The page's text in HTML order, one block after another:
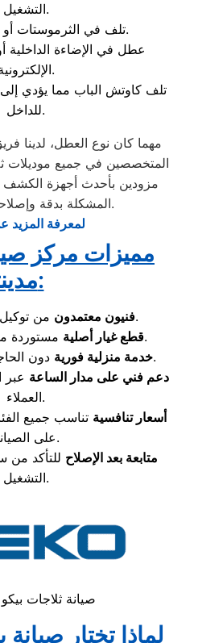
التشغيل.
تلف في الثرموستات أو حساس التبريد.
عطل في الإضاءة الداخلية
الإلكترونية.
تلف كاوتش الباب مما يؤدي
للداخل.
مهما كان نوع العطل، لدينا
المتخصصين في جميع موديلات
مزودين بأحدث أجهزة
المشكلة بدقة وإصلاحها في أسرع وقت.
لمعرفة المزيد
مميزات مركز
:
فنيون معتمدونمن توكيل بيكو في مصر.
قطع غيار أصليةمستوردة من الشركة الأم.
خدمة منزلية فوريةدون الحاجة إلى نقل الثلاجة.
دعم فني على مدار الساعة عبر
العملاء.
أسعار تنافسية تناسب جميع
على الصيانة.
متابعة بعد الإصلاح للتأكد من
التشغيل.
صيانة ثلاجات
لماذا تختار